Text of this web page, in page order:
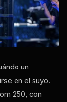
un
en el suyo.
250, con